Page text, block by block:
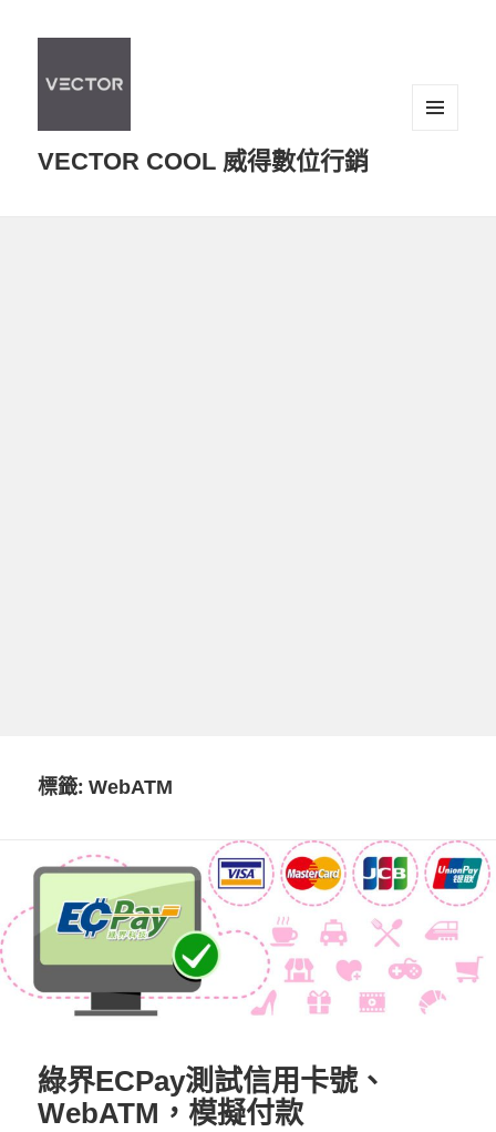
VECTOR COOL 威得數位行銷
標籤:WebATM
綠界ECPay測試信用卡號、
WebATM，模擬付款